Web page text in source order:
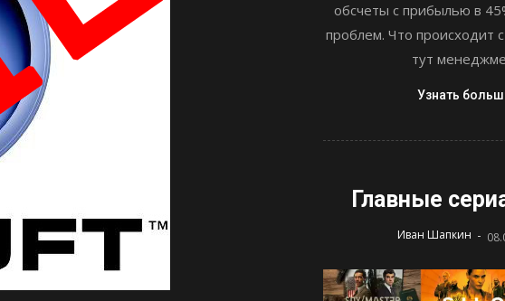
обсчеты с прибылью в
проблем. Что происходит
тут
Узнать
Главные
Иван Шапкин -